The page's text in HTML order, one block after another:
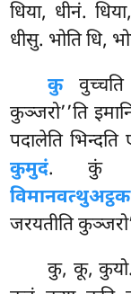
धिया, धीनं.
धीसु. भोति धि,
कुवुच्चति
कुञ्जरो’’ति
पदालेति भिन्दति
कुमुदं. कुं
जरयतीति
कु, कू,